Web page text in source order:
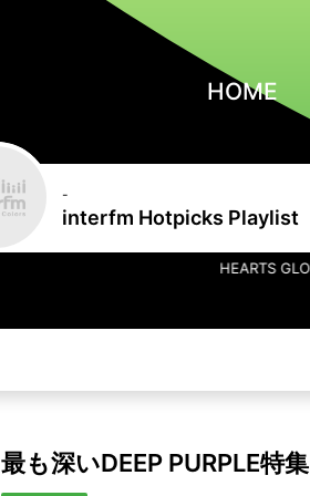
HOME
-
interfm Hotpicks Playlist
HEARTS GLOW / HANA HOPE
最も深いDEEP PURPLE特集